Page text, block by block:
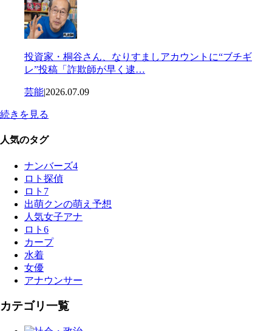
投資家・桐谷さん、なりすましアカウントに“ブチギ
レ”投稿「詐欺師が早く逮…
芸能|2026.07.09
続きを見る
人気のタグ
ナンバーズ4
ロト探偵
ロト7
出萌クンの萌え予想
人気女子アナ
ロト6
カープ
水着
女優
アナウンサー
カテゴリ一覧